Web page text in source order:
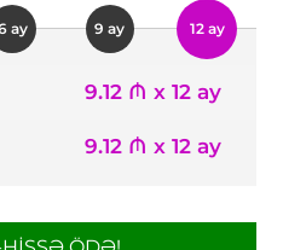
ay 9 ay 12 ay
9.12 ₼ x 12 ay
9.12 ₼ x 12 ay